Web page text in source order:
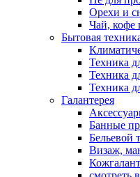
Орехи и
Чай, кофе
Бытовая
Техника
Техника
Техника
Галантерея
Банные
Бельевой
Визаж,